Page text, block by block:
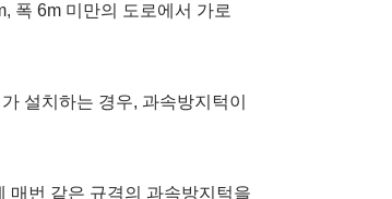
폭 6m 미만의 도로에서 가로
설치하는 경우, 과속방지턱이
매번 같은 규격의 과속방지턱을